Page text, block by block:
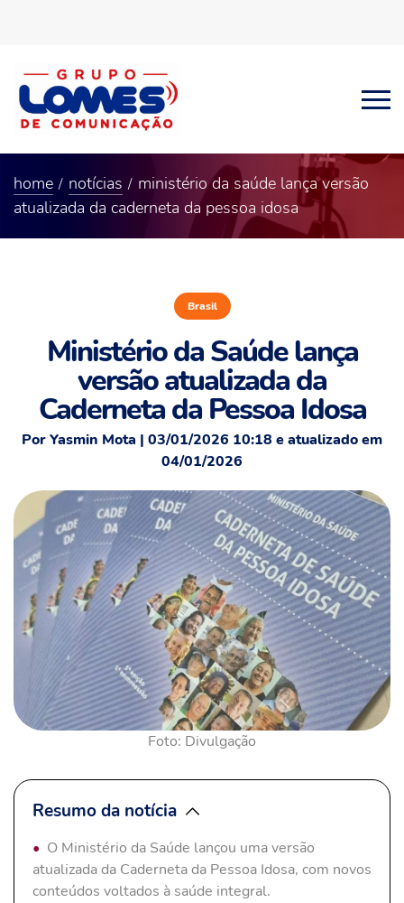
home notícias
ministério da saúde lança versão
atualizada da caderneta da pessoa idosa
Brasil
Ministério da Saúde lança
versão atualizada da
Caderneta da Pessoa Idosa
Por Yasmin Mota | 03/01/2026 10:18 e atualizado em
04/01/2026
Foto: Divulgação
Resumo da notícia
O Ministério da Saúde lançou uma versão
atualizada da Caderneta da Pessoa Idosa, com novos
conteúdos voltados à saúde integral.